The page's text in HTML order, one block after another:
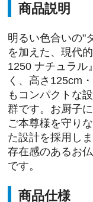
商品説明
明るい色合いの"
を加えた、現代
1250 ナチュラル
く、高さ125cm
もコンパクトな
群です。お厨子
ご本尊様を守り
た設計を採用し
存在感のあるお
です。
商品仕様